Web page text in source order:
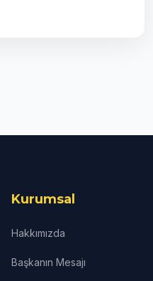
Kurumsal
Hakkımızda
Başkanın Mesajı